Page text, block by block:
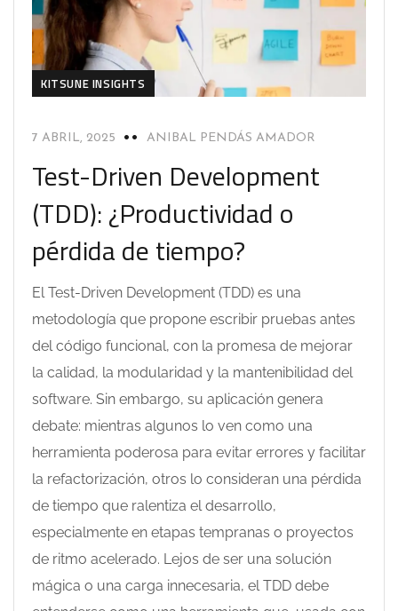
KITSUNE INSIGHTS
7 ABRIL, 2025 ANIBAL PENDÁS AMADOR
Test-Driven Development
(TDD): ¿Productividad o
pérdida de tiempo?
El Test-Driven Development (TDD) es una
metodología que propone escribir pruebas antes
del código funcional, con la promesa de mejorar
la calidad, la modularidad y la mantenibilidad del
software. Sin embargo, su aplicación genera
debate: mientras algunos lo ven como una
herramienta poderosa para evitar errores y facilitar
la refactorización, otros lo consideran una pérdida
de tiempo que ralentiza el desarrollo,
especialmente en etapas tempranas o proyectos
de ritmo acelerado. Lejos de ser una solución
mágica o una carga innecesaria, el TDD debe